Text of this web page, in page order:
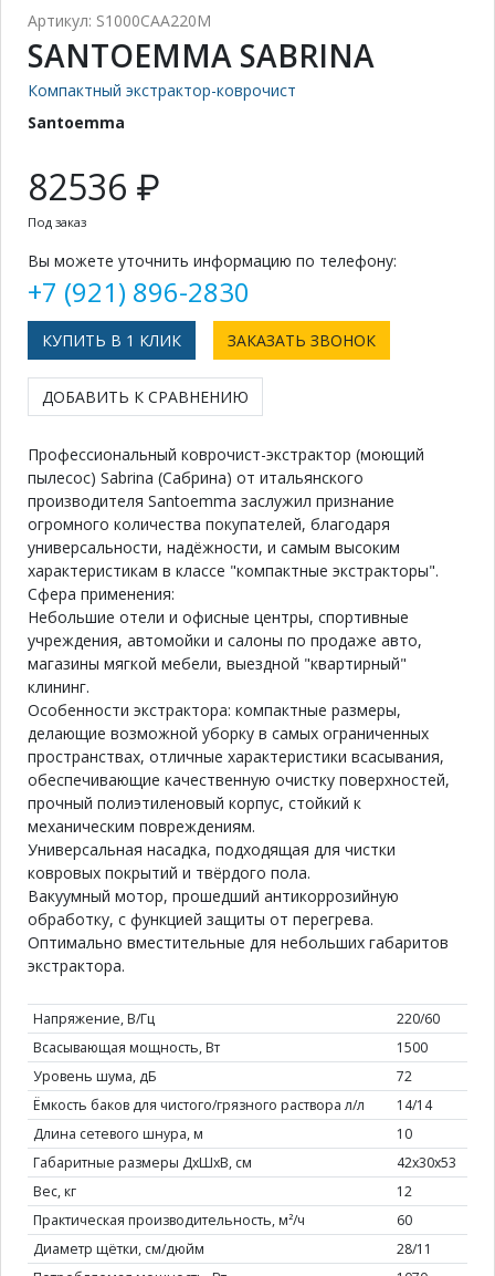
Артикул: S1000CAA220M
SANTOEMMA SABRINA
Компактный экстрактор-коврочист
Santoemma
82536 ₽
Под заказ
Вы можете уточнить информацию по телефону:
+7 (921) 896-2830
КУПИТЬ В 1 КЛИК ЗАКАЗАТЬ ЗВОНОК
ДОБАВИТЬ К СРАВНЕНИЮ
Профессиональный коврочист-экстрактор (моющий
пылесос) Sabrina (Сабрина) от итальянского
производителя Santoemma заслужил признание
огромного количества покупателей, благодаря
универсальности, надёжности, и самым высоким
характеристикам в классе "компактные экстракторы".
Сфера применения:
Небольшие отели и офисные центры, спортивные
учреждения, автомойки и салоны по продаже авто,
магазины мягкой мебели, выездной "квартирный"
клининг.
Особенности экстрактора: компактные размеры,
делающие возможной уборку в самых ограниченных
пространствах, отличные характеристики всасывания,
обеспечивающие качественную очистку поверхностей,
прочный полиэтиленовый корпус, стойкий к
механическим повреждениям.
Универсальная насадка, подходящая для чистки
ковровых покрытий и твёрдого пола.
Вакуумный мотор, прошедший антикоррозийную
обработку, с функцией защиты от перегрева.
Оптимально вместительные для небольших габаритов
экстрактора.
Напряжение, В/Гц
220/60
Всасывающая мощность, Вт
1500
Уровень шума, дБ
72
Ёмкость баков для чистого/грязного раствора л/л
14/14
Длина сетевого шнура, м
10
Габаритные размеры ДхШхВ, см
42x30x53
Вес, кг
12
Практическая производительность, м²/ч
60
Диаметр щётки, см/дюйм
28/11